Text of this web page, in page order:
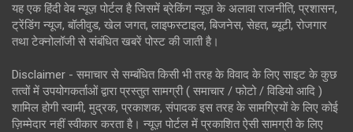
यह एक हिंदी वेब न्यूज़ पोर्टल है जिसमें ब्रेकिंग न्यूज़ के अलावा राजनीति, प्रशासन,
ट्रेंडिंग न्यूज, बॉलीवुड, खेल जगत, लाइफस्टाइल, बिजनेस, सेहत, ब्यूटी, रोजगार
तथा टेक्नोलॉजी से संबंधित खबरें पोस्ट की जाती है।
Disclaimer - समाचार से सम्बंधित किसी भी तरह के विवाद के लिए साइट के कुछ
तत्वों में उपयोगकर्ताओं द्वारा प्रस्तुत सामग्री ( समाचार / फोटो / विडियो आदि )
शामिल होगी स्वामी, मुद्रक, प्रकाशक, संपादक इस तरह के सामग्रियों के लिए कोई
ज़िम्मेदार नहीं स्वीकार करता है। न्यूज़ पोर्टल में प्रकाशित ऐसी सामग्री के लिए